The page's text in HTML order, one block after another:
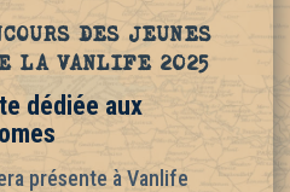
DES JEUNES
LA VANLIFE 2025
dédiée aux
présente à Vanlife